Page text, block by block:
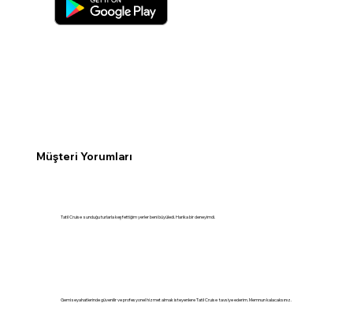
Müşteri Yorumları
Tatil Cruise sunduğu turlarla keşfettiğim yerler beni büyüledi. Harika bir deneyimdi.
Gemi seyahatlerinde güvenilir ve profesyonel hizmet almak isteyenlere Tatil Cruise tavsiye ederim. Memnun kalacaksınız.